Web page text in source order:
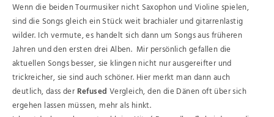
Wenn die beiden Tourmusiker nicht Saxophon und Violine spielen,
sind die Songs gleich ein Stück weit brachialer und gitarrenlastig
wilder. Ich vermute, es handelt sich dann um Songs aus früheren
Jahren und den ersten drei Alben. Mir persönlich gefallen die
aktuellen Songs besser, sie klingen nicht nur ausgereifter und
trickreicher, sie sind auch schöner. Hier merkt man dann auch
deutlich, dass der Refused Vergleich, den die Dänen oft über sich
ergehen lassen müssen, mehr als hinkt.